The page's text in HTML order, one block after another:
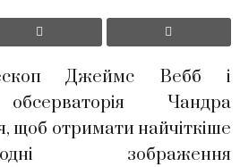
Джеймс Вебб і
обсерваторія Чандра
щоб отримати найчіткіше
зображення